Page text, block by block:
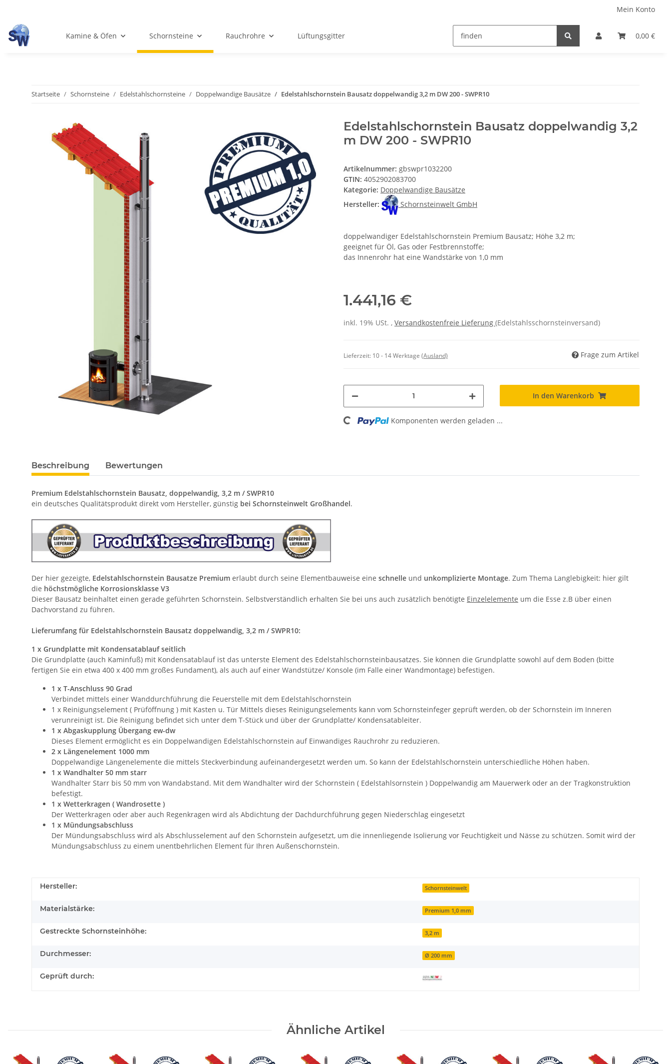
Mein Konto
0,00 €
Kamine & Öfen Schornsteine Rauchrohre Lüftungsgitter
Startseite Schornsteine Edelstahlschornsteine Doppelwandige Bausätze Edelstahlschornstein Bausatz doppelwandig 3,2 m DW 200 - SWPR10
Edelstahlschornstein Bausatz doppelwandig 3,2
m DW 200 - SWPR10
Artikelnummer: gbswpr1032200
GTIN: 4052902083700
Kategorie: Doppelwandige Bausätze
Hersteller:
Schornsteinwelt GmbH
doppelwandiger Edelstahlschornstein Premium Bausatz; Höhe 3,2 m;
geeignet für Öl, Gas oder Festbrennstoffe;
das Innenrohr hat eine Wandstärke von 1,0 mm
1.441,16 €
inkl. 19% USt. , Versandkostenfreie Lieferung (Edelstahlsschornsteinversand)
Lieferzeit: 10 - 14 Werktage (Ausland) Frage zum Artikel
In den Warenkorb
Loading... Komponenten werden geladen ...
Beschreibung Bewertungen
Premium Edelstahlschornstein Bausatz, doppelwandig, 3,2 m / SWPR10
ein deutsches Qualitätsprodukt direkt vom Hersteller, günstig bei Schornsteinwelt Großhandel.
Der hier gezeigte, Edelstahlschornstein Bausatze Premium erlaubt durch seine Elementbauweise eine schnelle und unkomplizierte Montage. Zum Thema Langlebigkeit: hier gilt
die höchstmögliche Korrosionsklasse V3
Dieser Bausatz beinhaltet einen gerade geführten Schornstein. Selbstverständlich erhalten Sie bei uns auch zusätzlich benötigte Einzelelemente um die Esse z.B über einen
Dachvorstand zu führen.
Lieferumfang für Edelstahlschornstein Bausatz doppelwandig, 3,2 m / SWPR10:
1 x Grundplatte mit Kondensatablauf seitlich
Die Grundplatte (auch Kaminfuß) mit Kondensatablauf ist das unterste Element des Edelstahlschornsteinbausatzes. Sie können die Grundplatte sowohl auf dem Boden (bitte
fertigen Sie ein etwa 400 x 400 mm großes Fundament), als auch auf einer Wandstütze/ Konsole (im Falle einer Wandmontage) befestigen.
1 x T-Anschluss 90 Grad
Verbindet mittels einer Wanddurchführung die Feuerstelle mit dem Edelstahlschornstein
1 x Reinigungselement ( Prüföffnung ) mit Kasten u. Tür Mittels dieses Reinigungselements kann vom Schornsteinfeger geprüft werden, ob der Schornstein im Inneren
verunreinigt ist. Die Reinigung befindet sich unter dem T-Stück und über der Grundplatte/ Kondensatableiter.
1 x Abgaskupplung Übergang ew-dw
Dieses Element ermöglicht es ein Doppelwandigen Edelstahlschornstein auf Einwandiges Rauchrohr zu reduzieren.
2 x Längenelement 1000 mm
Doppelwandige Längenelemente die mittels Steckverbindung aufeinandergesetzt werden um. So kann der Edelstahlschornstein unterschiedliche Höhen haben.
1 x Wandhalter 50 mm starr
Wandhalter Starr bis 50 mm von Wandabstand. Mit dem Wandhalter wird der Schornstein ( Edelstahlsornstein ) Doppelwandig am Mauerwerk oder an der Tragkonstruktion
befestigt.
1 x Wetterkragen ( Wandrosette )
Der Wetterkragen oder aber auch Regenkragen wird als Abdichtung der Dachdurchführung gegen Niederschlag eingesetzt
1 x Mündungsabschluss
Der Mündungsabschluss wird als Abschlusselement auf den Schornstein aufgesetzt, um die innenliegende Isolierung vor Feuchtigkeit und Nässe zu schützen. Somit wird der
Mündungsabschluss zu einem unentbehrlichen Element für Ihren Außenschornstein.
Hersteller: Schornsteinwelt
Materialstärke: Premium 1,0 mm
Gestreckte Schornsteinhöhe: 3,2 m
Durchmesser: Ø 200 mm
Geprüft durch:
Ähnliche Artikel